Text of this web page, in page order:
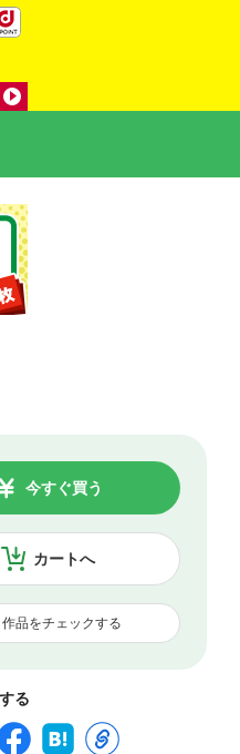
カートへ
今すぐ買う
作品をチェックする
る